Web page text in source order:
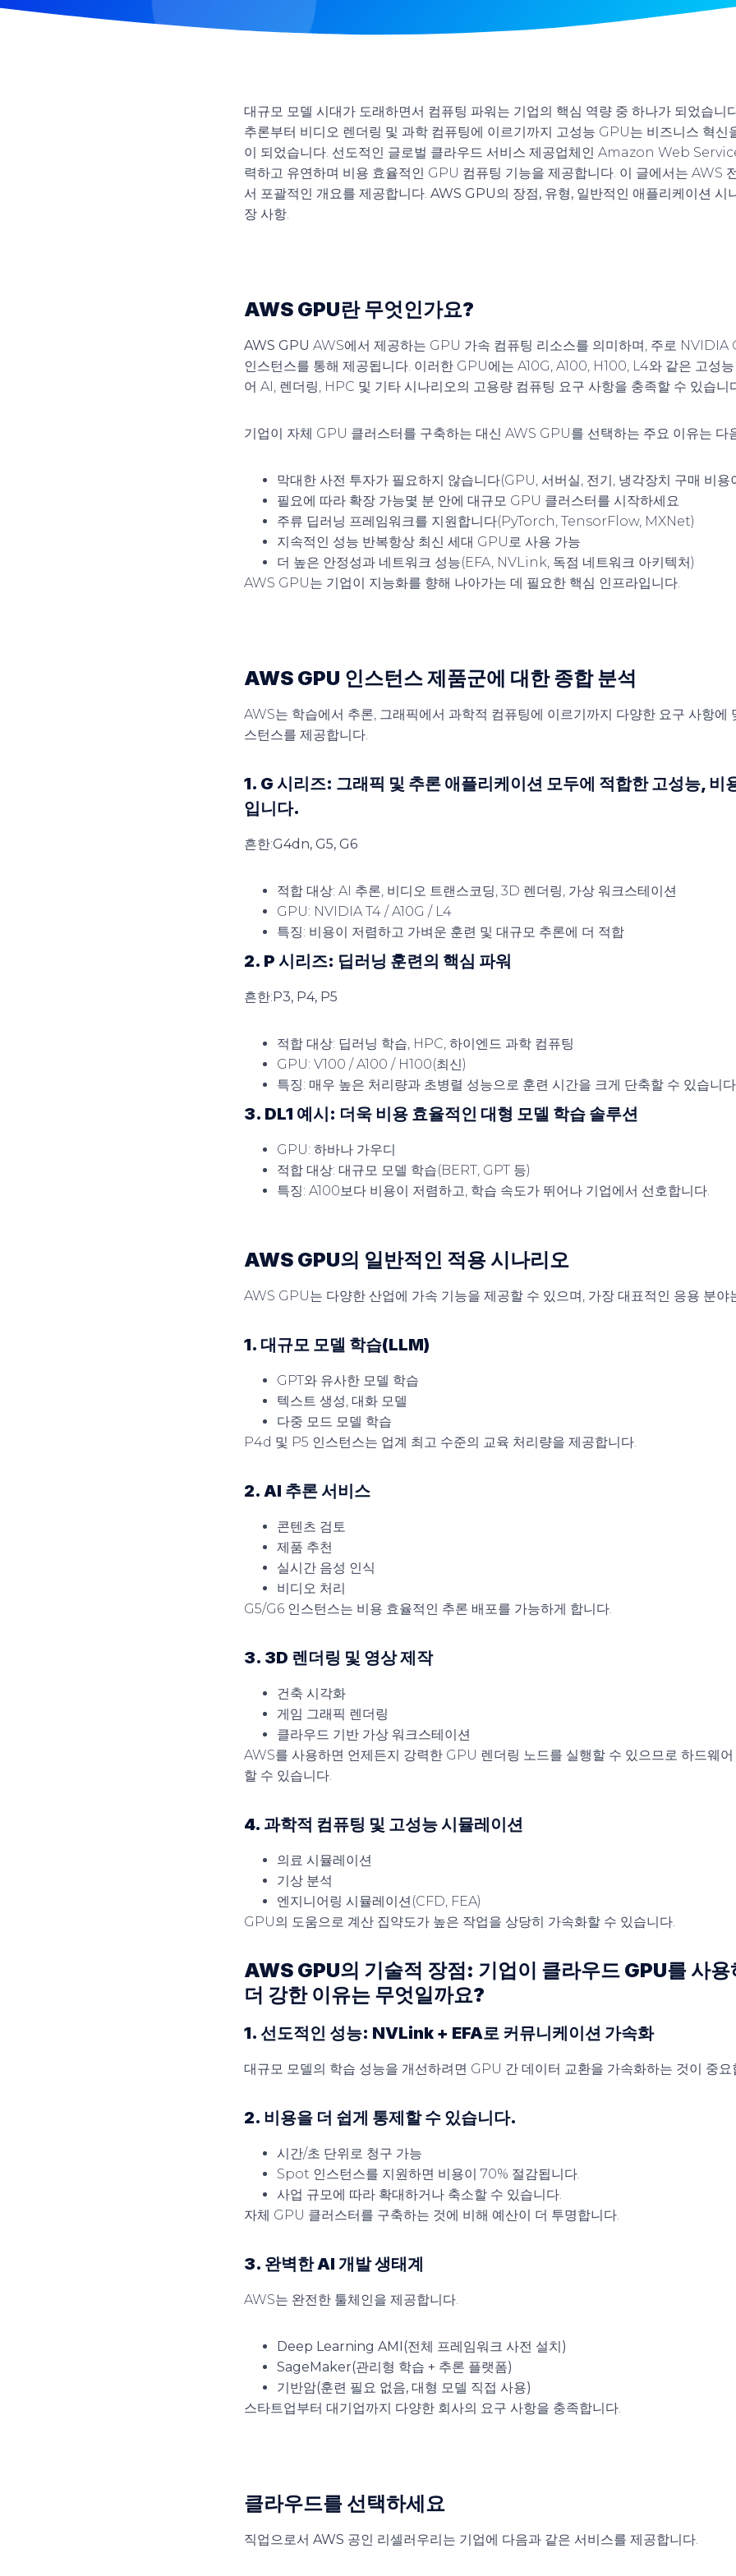
대규모 모델 시대가 도래하면서 컴퓨팅 파워는 기업의 핵심 역량 중 하나가 되었습니
추론부터 비디오 렌더링 및 과학 컴퓨팅에 이르기까지 고성능 GPU는 비즈니스 혁신
이 되었습니다. 선도적인 글로벌 클라우드 서비스 제공업체인 Amazon Web
력하고 유연하며 비용 효율적인 GPU 컴퓨팅 기능을 제공합니다. 이 글에서는 AWS
서 포괄적인 개요를 제공합니다. AWS GPU의 장점, 유형, 일반적인 애플리케이션 시
장 사항.
AWS GPU란 무엇인가요?
AWS GPU AWS에서 제공하는 GPU 가속 컴퓨팅 리소스를 의미하며, 주로 NVIDIA
인스턴스를 통해 제공됩니다. 이러한 GPU에는 A10G, A100, H100, L4와 같은 고성
어 AI, 렌더링, HPC 및 기타 시나리오의 고용량 컴퓨팅 요구 사항을 충족할 수 있습니
기업이 자체 GPU 클러스터를 구축하는 대신 AWS GPU를 선택하는 주요 이유는 다
막대한 사전 투자가 필요하지 않습니다(GPU, 서버실, 전기, 냉각장치 구매 비용
필요에 따라 확장 가능몇 분 안에 대규모 GPU 클러스터를 시작하세요
주류 딥러닝 프레임워크를 지원합니다(PyTorch, TensorFlow, MXNet)
지속적인 성능 반복항상 최신 세대 GPU로 사용 가능
더 높은 안정성과 네트워크 성능(EFA, NVLink, 독점 네트워크 아키텍처)
AWS GPU는 기업이 지능화를 향해 나아가는 데 필요한 핵심 인프라입니다.
AWS GPU 인스턴스 제품군에 대한 종합 분석
AWS는 학습에서 추론, 그래픽에서 과학적 컴퓨팅에 이르기까지 다양한 요구 사항에
스턴스를 제공합니다.
1. G 시리즈: 그래픽 및 추론 애플리케이션 모두에 적합한 고성능, 비
입니다.
흔한:G4dn, G5, G6
적합 대상: AI 추론, 비디오 트랜스코딩, 3D 렌더링, 가상 워크스테이션
GPU: NVIDIA T4 / A10G / L4
특징: 비용이 저렴하고 가벼운 훈련 및 대규모 추론에 더 적합
2. P 시리즈: 딥러닝 훈련의 핵심 파워
흔한:P3, P4, P5
적합 대상: 딥러닝 학습, HPC, 하이엔드 과학 컴퓨팅
GPU: V100 / A100 / H100(최신)
특징: 매우 높은 처리량과 초병렬 성능으로 훈련 시간을 크게 단축할 수 있습니
3. DL1 예시: 더욱 비용 효율적인 대형 모델 학습 솔루션
GPU: 하바나 가우디
적합 대상: 대규모 모델 학습(BERT, GPT 등)
특징: A100보다 비용이 저렴하고, 학습 속도가 뛰어나 기업에서 선호합니다.
AWS GPU의 일반적인 적용 시나리오
AWS GPU는 다양한 산업에 가속 기능을 제공할 수 있으며, 가장 대표적인 응용 분야
1. 대규모 모델 학습(LLM)
GPT와 유사한 모델 학습
텍스트 생성, 대화 모델
다중 모드 모델 학습
P4d 및 P5 인스턴스는 업계 최고 수준의 교육 처리량을 제공합니다.
2. AI 추론 서비스
콘텐츠 검토
제품 추천
실시간 음성 인식
비디오 처리
G5/G6 인스턴스는 비용 효율적인 추론 배포를 가능하게 합니다.
3. 3D 렌더링 및 영상 제작
건축 시각화
게임 그래픽 렌더링
클라우드 기반 가상 워크스테이션
AWS를 사용하면 언제든지 강력한 GPU 렌더링 노드를 실행할 수 있으므로 하드웨
할 수 있습니다.
4. 과학적 컴퓨팅 및 고성능 시뮬레이션
의료 시뮬레이션
기상 분석
엔지니어링 시뮬레이션(CFD, FEA)
GPU의 도움으로 계산 집약도가 높은 작업을 상당히 가속화할 수 있습니다.
AWS GPU의 기술적 장점: 기업이 클라우드 GPU를 사
더 강한 이유는 무엇일까요?
1. 선도적인 성능: NVLink + EFA로 커뮤니케이션 가속화
대규모 모델의 학습 성능을 개선하려면 GPU 간 데이터 교환을 가속화하는 것이 중요
2. 비용을 더 쉽게 통제할 수 있습니다.
시간/초 단위로 청구 가능
Spot 인스턴스를 지원하면 비용이 70% 절감됩니다.
사업 규모에 따라 확대하거나 축소할 수 있습니다.
자체 GPU 클러스터를 구축하는 것에 비해 예산이 더 투명합니다.
3. 완벽한 AI 개발 생태계
AWS는 완전한 툴체인을 제공합니다.
Deep Learning AMI(전체 프레임워크 사전 설치)
SageMaker(관리형 학습 + 추론 플랫폼)
기반암(훈련 필요 없음, 대형 모델 직접 사용)
스타트업부터 대기업까지 다양한 회사의 요구 사항을 충족합니다.
클라우드를 선택하세요
직업으로서 AWS 공인 리셀러우리는 기업에 다음과 같은 서비스를 제공합니다.